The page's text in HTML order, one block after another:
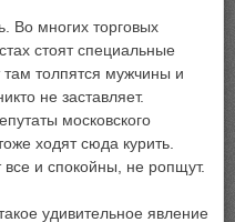
Во многих торговых
стоят специальные
толпятся мужчины и
не заставляет.
московского
ходят сюда курить.
все и спокойны, не ропщут.
удивительное явление